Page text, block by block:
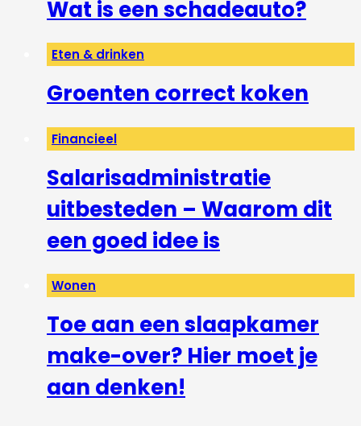
Wat is een schadeauto?
Eten & drinken
Groenten correct koken
Financieel
Salarisadministratie
uitbesteden – Waarom dit
een goed idee is
Wonen
Toe aan een slaapkamer
make-over? Hier moet je
aan denken!